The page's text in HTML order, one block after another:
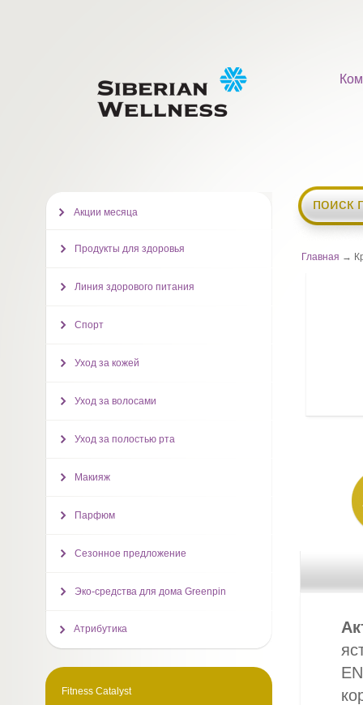
поиск
Главная →
Акции месяца
Продукты для здоровья
Линия здорового питания
Спорт
Уход за кожей
Уход за волосами
Уход за полостью рта
Макияж
Парфюм
Сезонное предложение
Эко-средства для дома Greenpin
Атрибутика
Fitness Catalyst